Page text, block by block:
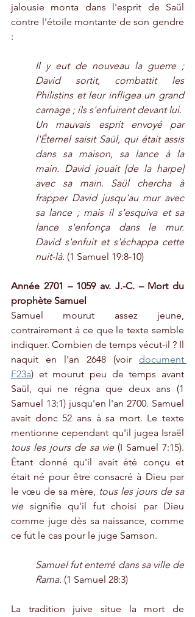
jalousie monta dans l'esprit de Saül
contre l'étoile montante de son gendre
:
Il y eut de nouveau la guerre ;
David sortit, combattit les
Philistins et leur infligea un grand
carnage ; ils s'enfuirent devant lui.
Un mauvais esprit envoyé par
l'Éternel saisit Saül, qui était assis
dans sa maison, sa lance à la
main. David jouait [de la harpe]
avec sa main. Saül chercha à
frapper David jusqu'au mur avec
sa lance ; mais il s'esquiva et sa
lance s'enfonça dans le mur.
David s'enfuit et s'échappa cette
nuit-là. (1 Samuel 19:8-10)
Année 2701 – 1059 av. J.-C. – Mort du
prophète Samuel
Samuel mourut assez jeune,
contrairement à ce que le texte semble
indiquer. Combien de temps vécut-il ? Il
naquit en l'an 2648 (voir document
F23a) et mourut peu de temps avant
Saül, qui ne régna que deux ans (1
Samuel 13:1) jusqu'en l'an 2700. Samuel
avait donc 52 ans à sa mort. Le texte
tous les jours de sa vie (I Samuel 7:15).
Étant donné qu'il avait été conçu et
était né pour être consacré à Dieu par
le vœu de sa mère, tous les jours de sa
vie signifie qu'il fut choisi par Dieu
comme juge dès sa naissance, comme
ce fut le cas pour le juge Samson.
Samuel fut enterré dans sa ville de
Rama. (1 Samuel 28:3)
La tradition juive situe la mort de